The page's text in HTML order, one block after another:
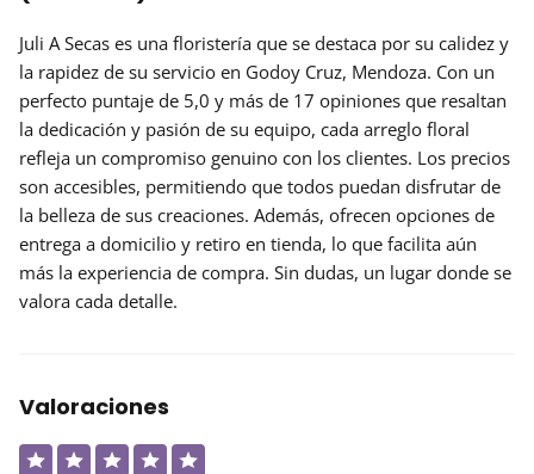
Juli A Secas es una floristería que se destaca por su calidez y
la rapidez de su servicio en Godoy Cruz, Mendoza. Con un
perfecto puntaje de 5,0 y más de 17 opiniones que resaltan
la dedicación y pasión de su equipo, cada arreglo floral
refleja un compromiso genuino con los clientes. Los precios
son accesibles, permitiendo que todos puedan disfrutar de
la belleza de sus creaciones. Además, ofrecen opciones de
entrega a domicilio y retiro en tienda, lo que facilita aún
más la experiencia de compra. Sin dudas, un lugar donde se
valora cada detalle.
Valoraciones